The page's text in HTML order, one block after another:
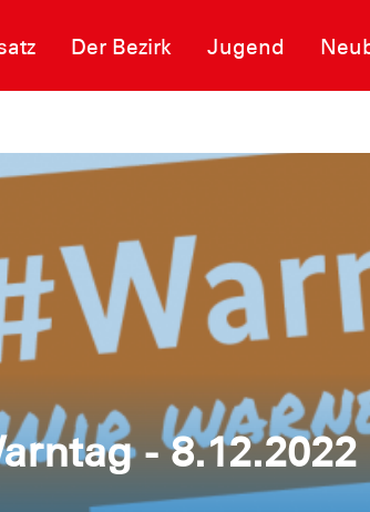
Der Bezirk Jugend
- 8.12.2022